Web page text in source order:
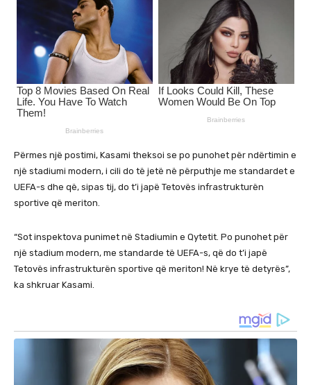
Përmes një postimi, Kasami theksoi se po punohet për ndërtimin e
një stadiumi modern, i cili do të jetë në përputhje me standardet e
UEFA-s dhe që, sipas tij, do t’i japë Tetovës infrastrukturën
sportive që meriton.
“Sot inspektova punimet në Stadiumin e Qytetit. Po punohet për
një stadium modern, me standarde të UEFA-s, që do t’i japë
Tetovës infrastrukturën sportive që meriton! Në krye të detyrës”,
ka shkruar Kasami.